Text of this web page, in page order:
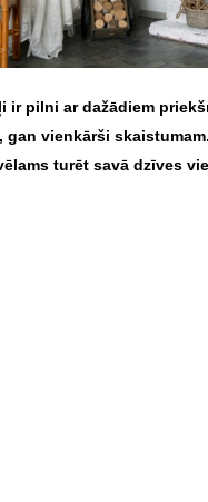
ir pilni ar dažādiem
gan vienkārši
turēt savā dzīves